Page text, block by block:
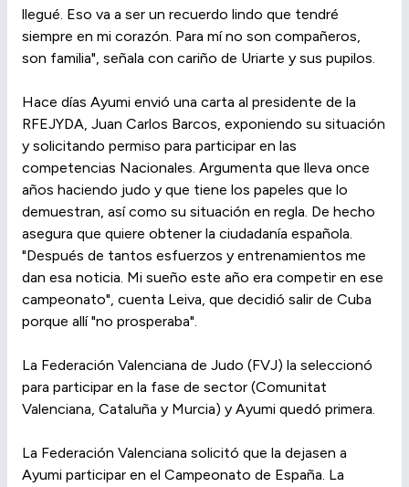
llegué. Eso va a ser un recuerdo lindo que tendré
siempre en mi corazón. Para mí no son compañeros,
son familia", señala con cariño de Uriarte y sus pupilos.
Hace días Ayumi envió una carta al presidente de la
RFEJYDA, Juan Carlos Barcos, exponiendo su situación
y solicitando permiso para participar en las
competencias Nacionales. Argumenta que lleva once
años haciendo judo y que tiene los papeles que lo
demuestran, así como su situación en regla. De hecho
asegura que quiere obtener la ciudadanía española.
"Después de tantos esfuerzos y entrenamientos me
dan esa noticia. Mi sueño este año era competir en ese
campeonato", cuenta Leiva, que decidió salir de Cuba
porque allí "no prosperaba".
La Federación Valenciana de Judo (FVJ) la seleccionó
para participar en la fase de sector (Comunitat
Valenciana, Cataluña y Murcia) y Ayumi quedó primera.
La Federación Valenciana solicitó que la dejasen a
Ayumi participar en el Campeonato de España. La